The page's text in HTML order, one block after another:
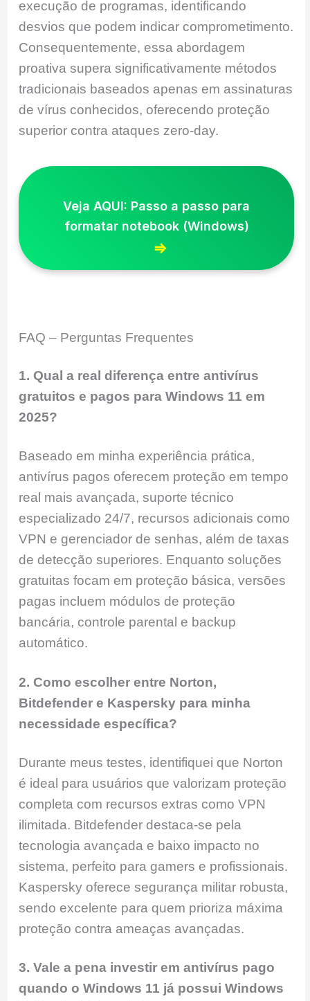
execução de programas, identificando
desvios que podem indicar comprometimento.
Consequentemente, essa abordagem
proativa supera significativamente métodos
tradicionais baseados apenas em assinaturas
de vírus conhecidos, oferecendo proteção
superior contra ataques zero-day.
Veja AQUI: Passo a passo para
formatar notebook (Windows)
⇒
FAQ – Perguntas Frequentes
1. Qual a real diferença entre antivírus
gratuitos e pagos para Windows 11 em
2025?
Baseado em minha experiência prática,
antivírus pagos oferecem proteção em tempo
real mais avançada, suporte técnico
especializado 24/7, recursos adicionais como
VPN e gerenciador de senhas, além de taxas
de detecção superiores. Enquanto soluções
gratuitas focam em proteção básica, versões
pagas incluem módulos de proteção
bancária, controle parental e backup
automático.
2. Como escolher entre Norton,
Bitdefender e Kaspersky para minha
necessidade específica?
Durante meus testes, identifiquei que Norton
é ideal para usuários que valorizam proteção
completa com recursos extras como VPN
ilimitada. Bitdefender destaca-se pela
tecnologia avançada e baixo impacto no
sistema, perfeito para gamers e profissionais.
Kaspersky oferece segurança militar robusta,
sendo excelente para quem prioriza máxima
proteção contra ameaças avançadas.
3. Vale a pena investir em antivírus pago
quando o Windows 11 já possui Windows